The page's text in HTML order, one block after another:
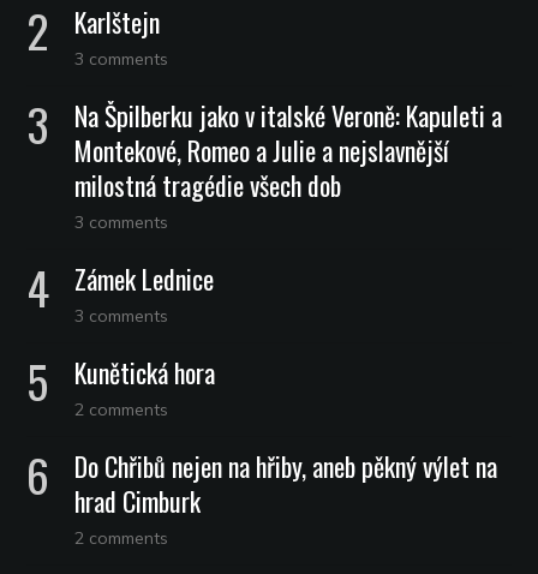
Karlštejn
3 comments
Na Špilberku jako v italské Veroně: Kapuleti a
Montekové, Romeo a Julie a nejslavnější
milostná tragédie všech dob
3 comments
Zámek Lednice
3 comments
Kunětická hora
2 comments
Do Chřibů nejen na hřiby, aneb pěkný výlet na
hrad Cimburk
2 comments